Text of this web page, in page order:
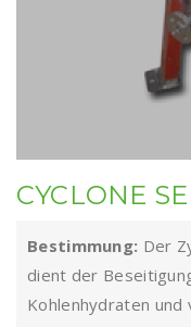
CYCLONE
Bestimmung: Der
dient der
Kohlenhydraten